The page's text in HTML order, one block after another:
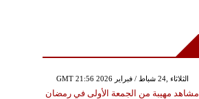
GMT 21:56 2026 الثلاثاء ,24 شباط / فبراير
مشاهد مهيبة من الجمعة الأولى في رمضان